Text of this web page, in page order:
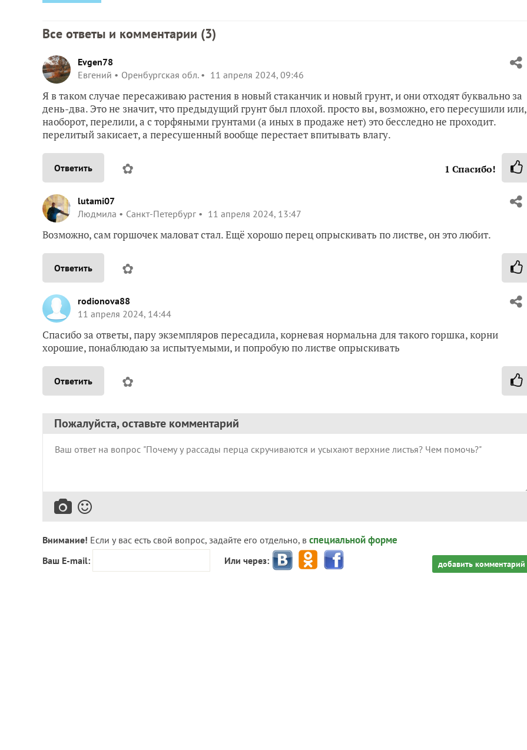
Все ответы и комментарии (3)
Evgen78
Евгений
Оренбургская обл. 11 апреля 2024, 09:46
Я в таком случае пересаживаю растения в новый стаканчик и новый грунт, и они отходят буквально за
день-два. Это не значит, что предыдущий грунт был плохой. просто вы, возможно, его пересушили или,
наоборот, перелили, а с торфяными грунтами (а иных в продаже нет) это бесследно не проходит.
перелитый закисает, а пересушенный вообще перестает впитывать влагу.
Ответить ✿ 1 Спасибо!
lutami07
Людмила
Санкт-Петербург 11 апреля 2024, 13:47
Возможно, сам горшочек маловат стал. Ещё хорошо перец опрыскивать по листве, он это любит.
Ответить ✿
rodionova88
11 апреля 2024, 14:44
Спасибо за ответы, пару экземпляров пересадила, корневая нормальна для такого горшка, корни
хорошие, понаблюдаю за испытуемыми, и попробую по листве опрыскивать
Ответить ✿
Пожалуйста, оставьте комментарий
Внимание! Если у вас есть свой вопрос, задайте его отдельно, в специальной форме
Ваш E-mail: Или через: добавить комментарий